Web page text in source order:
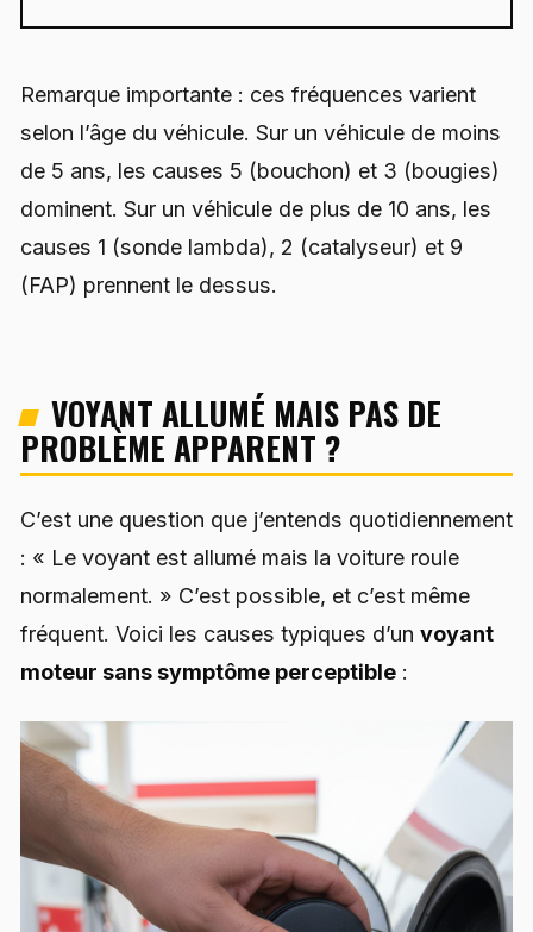
Remarque importante : ces fréquences varient
selon l’âge du véhicule. Sur un véhicule de moins
de 5 ans, les causes 5 (bouchon) et 3 (bougies)
dominent. Sur un véhicule de plus de 10 ans, les
causes 1 (sonde lambda), 2 (catalyseur) et 9
(FAP) prennent le dessus.
VOYANT ALLUMÉ MAIS PAS DE
PROBLÈME APPARENT ?
C’est une question que j’entends quotidiennement
: « Le voyant est allumé mais la voiture roule
normalement. » C’est possible, et c’est même
fréquent. Voici les causes typiques d’un voyant
moteur sans symptôme perceptible :